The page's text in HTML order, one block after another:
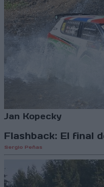
Jan Kopecky
Flashback: El final
Sergio Peñas